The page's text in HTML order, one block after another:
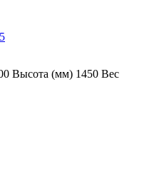
Высота (мм) 1450 Вес